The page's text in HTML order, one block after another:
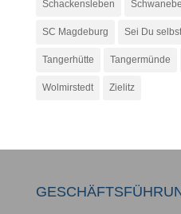
Schackensleben
SC Magdeburg Sei Du selbst
Tangerhütte Tangermünde
Wolmirstedt Zielitz